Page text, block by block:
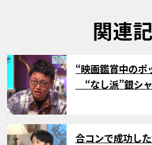
関連
サムネイル
“映画鑑賞中のポ
“なし派”銀シ
サムネイル
合コンで成功し